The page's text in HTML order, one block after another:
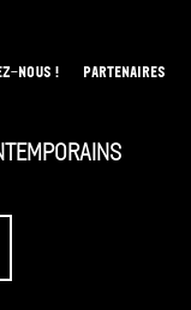
NOUS ! PARTENAIRES